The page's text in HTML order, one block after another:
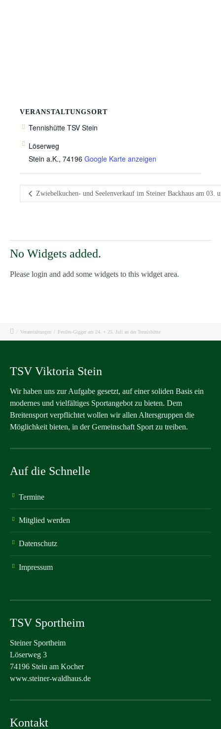
VERANSTALTUNGSORT
Tennishütte TSV Stein
Löserweg
Stein a.K., 74196 Google Karte anzeigen
Zwiebelkuchen- und Seelenverkauf im Steiner Backhaus am 03.
No Widgets added.
Please login and add some widgets to this widget area.
/ Veranstaltungen / Festles-Gigger am 24. + 25. Juli an der Tennishütte
TSV Viktoria Stein
Wir haben uns zur Aufgabe gesetzt, auf einer soliden Basis ein
modernes und vielfältiges Sportangebot zu bieten. Dem
Breitensport verpflichtet wollen wir allen Altersgruppen die
Möglichkeit bieten, in der Gemeinschaft Sport zu treiben.
Auf die Schnelle
Termine
Mitglied werden
Datenschutz
Impressum
TSV Sportheim
Steiner Sportheim
Löserweg 3
74196 Stein am Kocher
www.steiner-waldhaus.de
Kontakt